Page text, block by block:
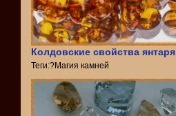
Колдовские свойства янтаря
Теги:?Магия камней